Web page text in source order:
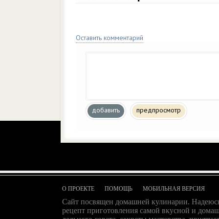
Оставить комментарий
добавить предпросмотр
О ПРОЕКТЕ ПОМОЩЬ МОБИЛЬНАЯ ВЕРСИЯ
Сайт посвящен домашней кулинарии.
рецепт приготовления самой вкусной и